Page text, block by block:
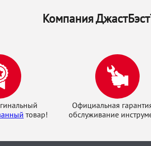
Компания
товар!
Официальная
обслуживание